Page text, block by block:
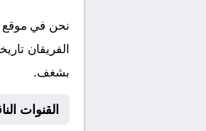
نحن في موقع
الفريقان
بشغف.
القنوات الناقلة